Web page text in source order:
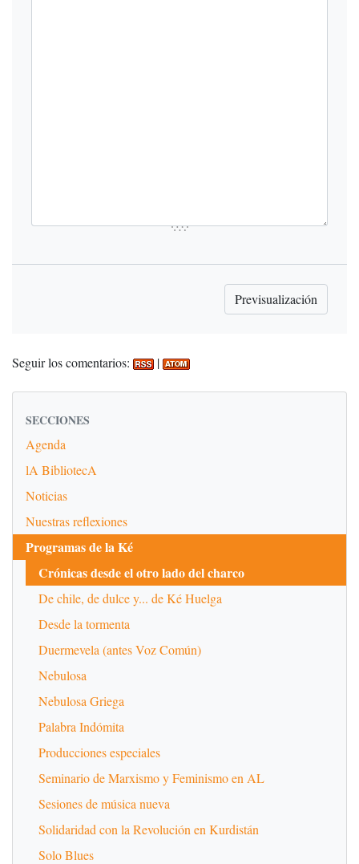
Seguir los comentarios: |
SECCIONES
Agenda
lA BibliotecA
Noticias
Nuestras reflexiones
Programas de la Ké
Crónicas desde el otro lado del charco
De chile, de dulce y... de Ké Huelga
Desde la tormenta
Duermevela (antes Voz Común)
Nebulosa
Nebulosa Griega
Palabra Indómita
Producciones especiales
Seminario de Marxismo y Feminismo en AL
Sesiones de música nueva
Solidaridad con la Revolución en Kurdistán
Solo Blues